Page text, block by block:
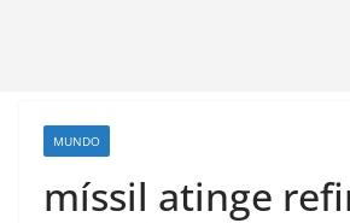
MUNDO
míssil atinge